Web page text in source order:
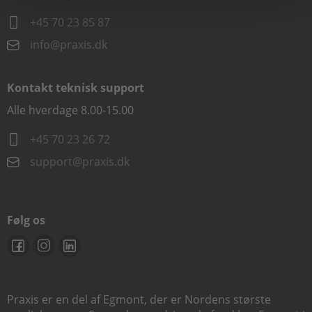
+45 70 23 85 87
info@praxis.dk
Kontakt teknisk support
Alle hverdage 8.00-15.00
+45 70 23 26 72
support@praxis.dk
Følg os
Praxis er en del af Egmont, der er Nordens største